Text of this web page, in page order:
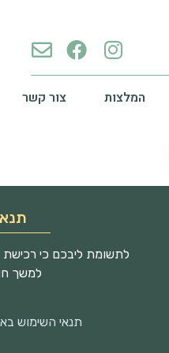
המלצות צור קשר
לתשומת ליבכם כי רכישת
למשך חודש
תנאי השימוש